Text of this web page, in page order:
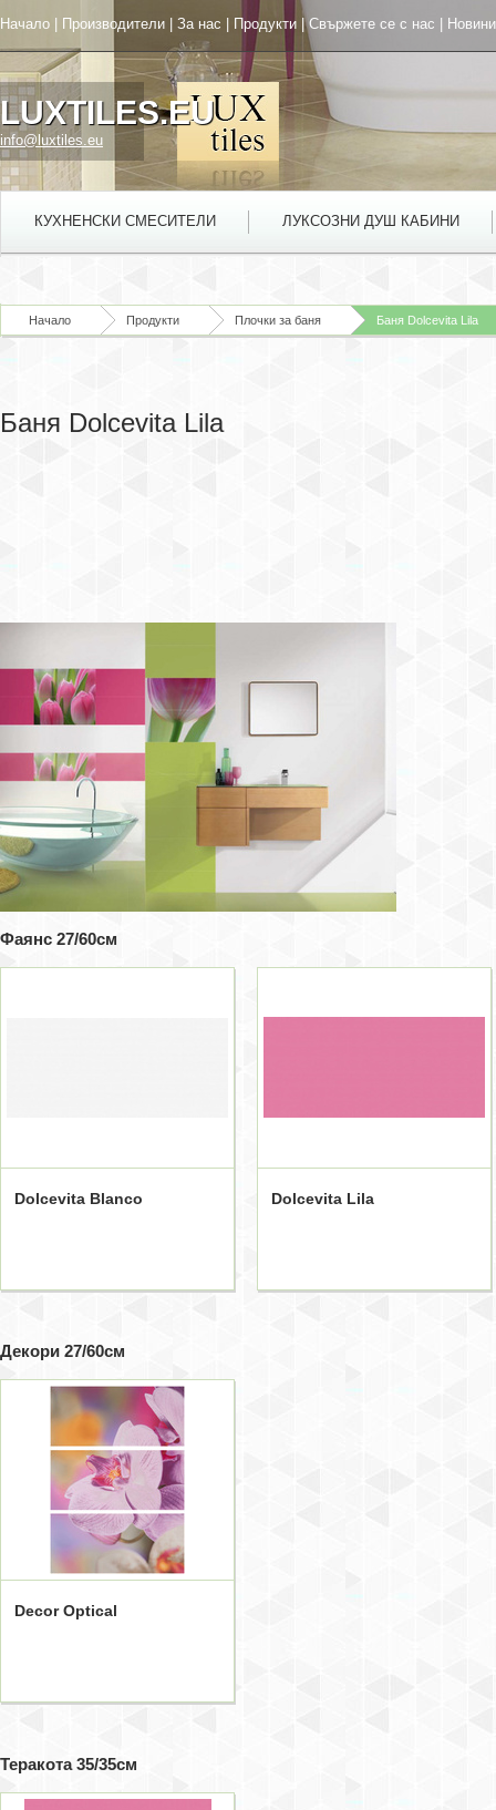
Начало Производители За нас Продукти |Свържете се с нас Новини
LUXTILES.EU
info@luxtiles.eu
КУХНЕНСКИ СМЕСИТЕЛИ ЛУКСОЗНИ ДУШ КАБИНИ
Начало Продукти Плочки за баня Баня Dolcevita Lila
Баня Dolcevita Lila
Фаянс 27/60см
Dolcevita Blanco Dolcevita Lila
Декори 27/60см
Decor Optical
Теракота 35/35см